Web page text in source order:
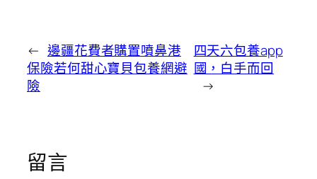
← 邊疆花費者購置噴鼻港
保險若何甜心寶貝包養網避
險
四天六包養app
國，白手而回
→
留言